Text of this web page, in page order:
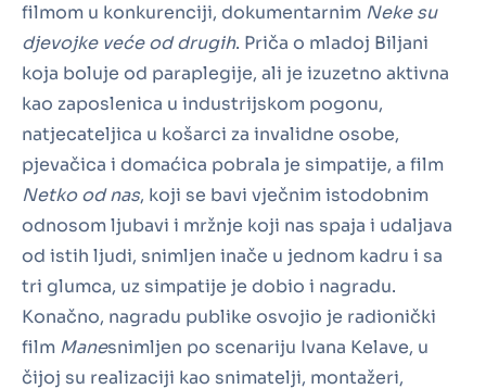
filmom u konkurenciji, dokumentarnim Neke su
djevojke veće od drugih. Priča o mladoj Biljani
koja boluje od paraplegije, ali je izuzetno aktivna
kao zaposlenica u industrijskom pogonu,
natjecateljica u košarci za invalidne osobe,
pjevačica i domaćica pobrala je simpatije, a film
Netko od nas, koji se bavi vječnim istodobnim
odnosom ljubavi i mržnje koji nas spaja i udaljava
od istih ljudi, snimljen inače u jednom kadru i sa
tri glumca, uz simpatije je dobio i nagradu.
Konačno, nagradu publike osvojio je radionički
film Manesnimljen po scenariju Ivana Kelave, u
čijoj su realizaciji kao snimatelji, montažeri,